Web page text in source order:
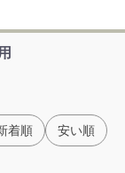
着順 安い順